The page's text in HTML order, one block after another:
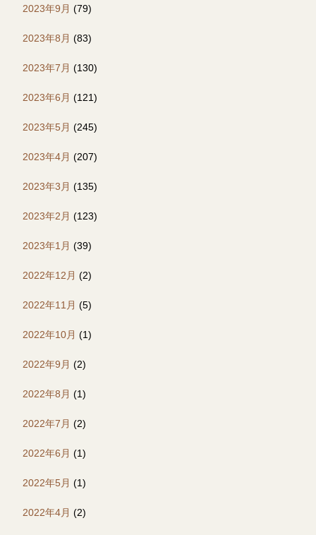
2023年9月 (79)
2023年8月 (83)
2023年7月 (130)
2023年6月 (121)
2023年5月 (245)
2023年4月 (207)
2023年3月 (135)
2023年2月 (123)
2023年1月 (39)
2022年12月 (2)
2022年11月 (5)
2022年10月 (1)
2022年9月 (2)
2022年8月 (1)
2022年7月 (2)
2022年6月 (1)
2022年5月 (1)
2022年4月 (2)